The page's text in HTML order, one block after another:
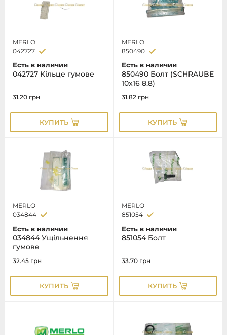
MERLO
042727
Есть в наличии
042727 Кільце гумове
31.20 грн
КУПИТЬ
MERLO
850490
Есть в наличии
850490 Болт (SCHRAUBE
10x16 8.8)
31.82 грн
КУПИТЬ
MERLO
034844
Есть в наличии
034844 Ущільнення
гумове
32.45 грн
КУПИТЬ
MERLO
851054
Есть в наличии
851054 Болт
33.70 грн
КУПИТЬ